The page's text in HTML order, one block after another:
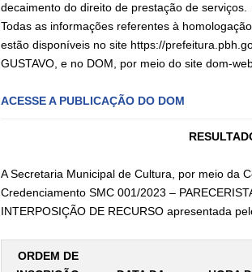
decaimento do direito de prestação de serviços.
Todas as informações referentes à
estão disponíveis no site https://
GUSTAVO, e no DOM, por meio do site dom-
ACESSE A PUBLICAÇÃO DO DOM
A Secretaria Municipal de Cultura, por meio da
Credenciamento SMC 001/2023 –
INTERPOSIÇÃO DE RECURSO apresentada
ORDEM DE